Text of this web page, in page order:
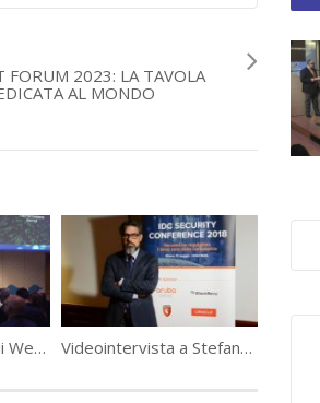
FORUM 2023: LA TAVOLA
AL MONDO
I momenti salienti di WeChangeIT Forum 2023 Videointervista a Stefano Terfani, Systems Engineer, Aruba a Hewlett Packard Enterprise Company